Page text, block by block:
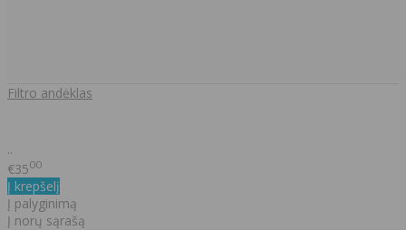
Filtro andėklas
..
€3500
Į krepšelį
Į palyginimą
Į norų sąrašą